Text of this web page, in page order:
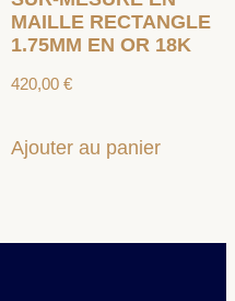
MAILLE RECTANGLE
1.75MM EN OR 18K
420,00 €
Ajouter au panier